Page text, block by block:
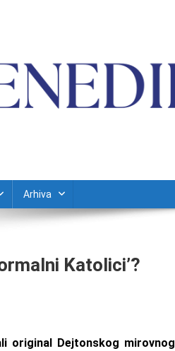
Arhiva
Katolici’?
original Dejtonskog mirovnog